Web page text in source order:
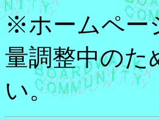
※ホームペー
量調整中のた
い。